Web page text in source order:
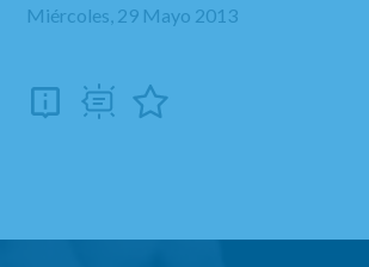
Miércoles, 29 Mayo 2013